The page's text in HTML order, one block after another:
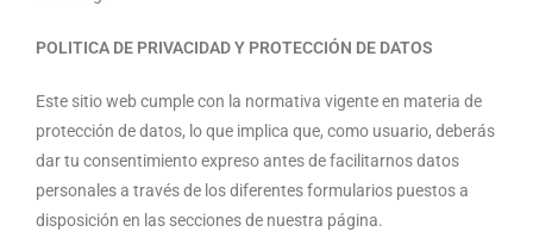
POLITICA DE PRIVACIDAD Y PROTECCIÓN DE DATOS
Este sitio web cumple con la normativa vigente en materia de
protección de datos, lo que implica que, como usuario, deberás
dar tu consentimiento expreso antes de facilitarnos datos
personales a través de los diferentes formularios puestos a
disposición en las secciones de nuestra página.